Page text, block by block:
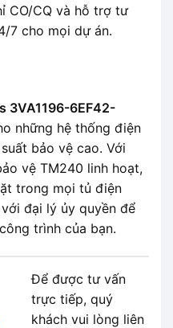
CO/CQ và hỗ trợ tư
7 cho mọi dự án.
3VA1196-6EF42-
những hệ thống điện
bảo vệ cao. Với
vệ TM240 linh hoạt,
trong mọi tủ điện
đại lý ủy quyền để
trình của bạn.
Để được tư vấn
trực tiếp, quý
khách vui lòng liên